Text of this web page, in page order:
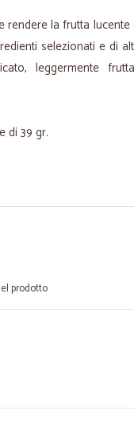
rendere la frutta lucente
selezionati e di
leggermente
di 39 gr.
prodotto